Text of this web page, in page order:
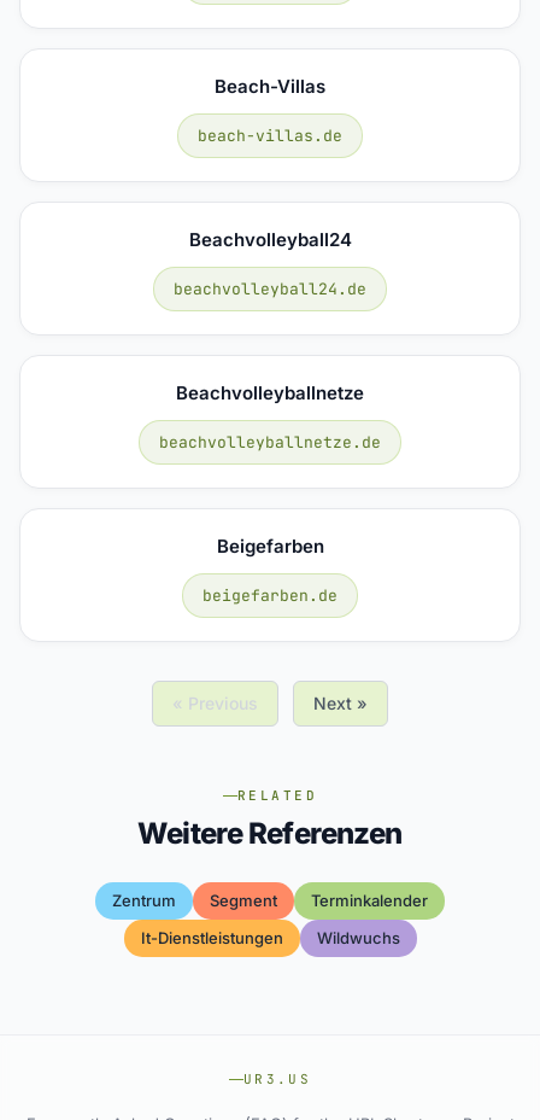
Beach-Villas
beach-villas.de
Beachvolleyball24
beachvolleyball24.de
Beachvolleyballnetze
beachvolleyballnetze.de
Beigefarben
beigefarben.de
« Previous Next »
RELATED
Weitere Referenzen
Zentrum Segment
Terminkalender
It-Dienstleistungen
Wildwuchs
UR3.US